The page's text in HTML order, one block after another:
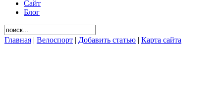
Сайт
Блог
Главная | Велоспорт | Добавить статью | Карта сайта